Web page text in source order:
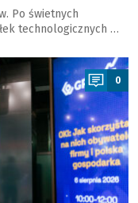
Po świetnych
technologicznych …
0